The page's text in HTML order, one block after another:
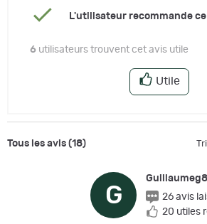
L'utilisateur recommande
6 utilisateurs trouvent cet avis utile
Utile
Tous les avis (18)
G
26 avis
20 utiles